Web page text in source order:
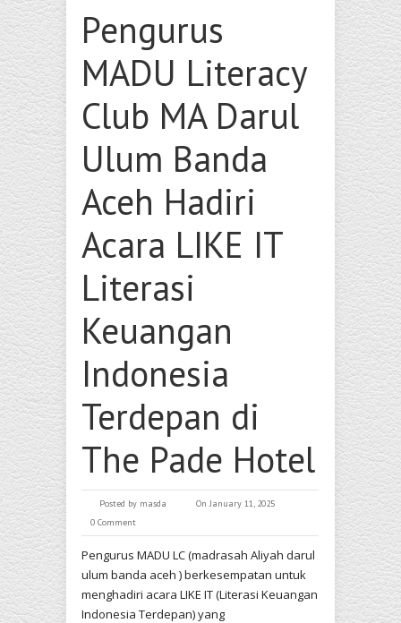
Pengurus
MADU Literacy
Club MA Darul
Ulum Banda
Aceh Hadiri
Acara LIKE IT
Literasi
Keuangan
Indonesia
Terdepan di
The Pade Hotel
Posted by masda
On January 11, 2025
0 Comment
Pengurus MADU LC (madrasah Aliyah darul
ulum banda aceh ) berkesempatan untuk
menghadiri acara LIKE IT (Literasi Keuangan
Indonesia Terdepan) yang